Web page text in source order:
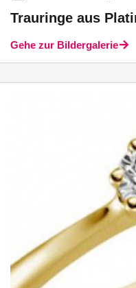
Trauringe aus
Gehe zur Bildergalerie